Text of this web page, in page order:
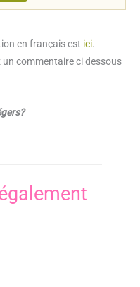
en français est ici.
commentaire ci dessous